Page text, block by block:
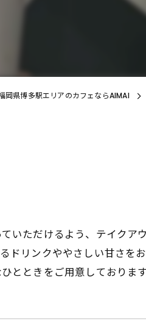
岡県博多駅エリアのカフェならAIMAI
いただけるよう、テイクア
ドリンクややさしい甘さを
とときをご用意しております